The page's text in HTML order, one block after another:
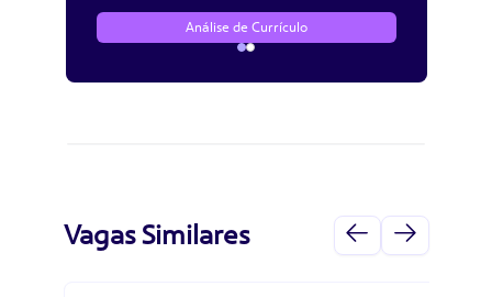
Análise de Currículo
Vagas Similares